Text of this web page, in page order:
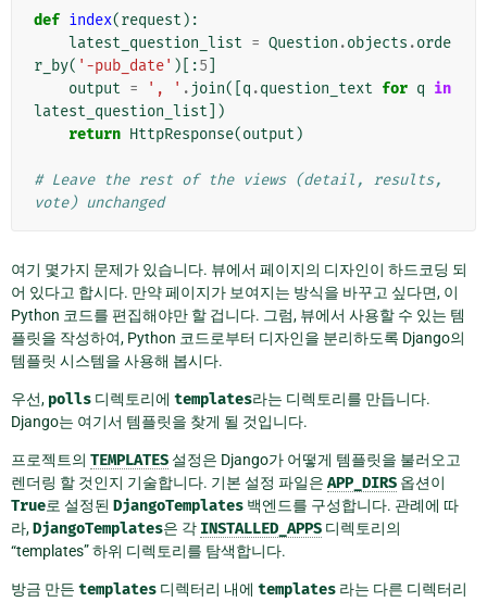
def index(request ):
latest_question_list = Question .objects .orde
r_by( '-pub_date' )[:5
output = ', ' . join([ q .question_text for q in
latest_question_list ])
return HttpResponse(output )
# Leave the rest of the views (detail, results,
vote) unchanged
여기 몇가지 문제가 있습니다. 뷰에서 페이지의 디자인이 하드코딩 되
어 있다고 합시다. 만약 페이지가 보여지는 방식을 바꾸고 싶다면, 이
Python 코드를 편집해야만 할 겁니다. 그럼, 뷰에서 사용할 수 있는 템
플릿을 작성하여, Python 코드로부터 디자인을 분리하도록 Django의
템플릿 시스템을 사용해 봅시다.
우선, polls 디렉토리에 templates라는 디렉토리를 만듭니다.
Django는 여기서 템플릿을 찾게 될 것입니다.
프로젝트의 TEMPLATES설정은 Django가 어떻게 템플릿을 불러오고
렌더링 할 것인지 기술합니다. 기본 설정 파일은 APP_DIRS 옵션이
True로 설정된 DjangoTemplates 백엔드를 구성합니다. 관례에 따
라,DjangoTemplates은 각 INSTALLED_APPS 디렉토리의
“templates” 하위 디렉토리를 탐색합니다.
방금 만든 templates 디렉터리 내에 templates 라는 다른 디렉터리